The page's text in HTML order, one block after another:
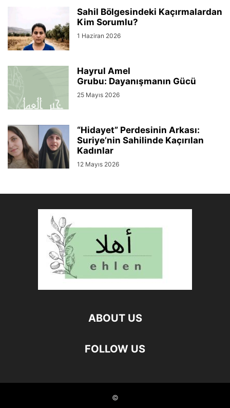
Sahil Bölgesindeki Kaçırmalardan
Kim Sorumlu?
1 Haziran 2026
Hayrul Amel
Grubu: Dayanışmanın Gücü
25 Mayıs 2026
“Hidayet” Perdesinin Arkası:
Suriye’nin Sahilinde Kaçırılan
Kadınlar
12 Mayıs 2026
ABOUT US
FOLLOW US
©